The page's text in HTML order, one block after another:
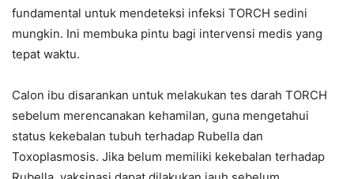
fundamental untuk mendeteksi infeksi TORCH sedini
mungkin. Ini membuka pintu bagi intervensi medis yang
tepat waktu.
Calon ibu disarankan untuk melakukan tes darah TORCH
sebelum merencanakan kehamilan, guna mengetahui
status kekebalan tubuh terhadap Rubella dan
Toxoplasmosis. Jika belum memiliki kekebalan terhadap